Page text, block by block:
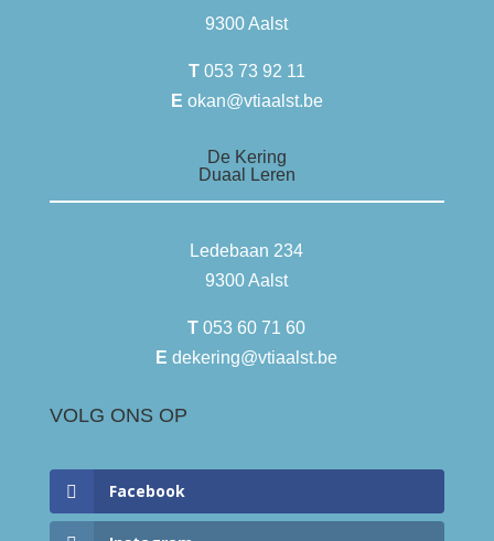
9300 Aalst
T 053 73 92 11
E okan@vtiaalst.be
De Kering
Duaal Leren
Ledebaan 234
9300 Aalst
T053 60 71 60
Edekering@vtiaalst.be
VOLG ONS OP
Facebook